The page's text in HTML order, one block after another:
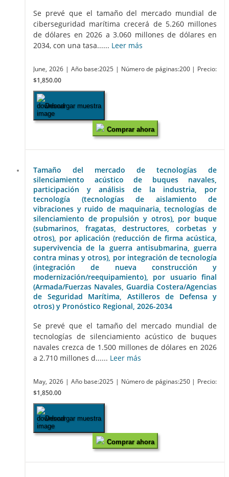
Se prevé que el tamaño del mercado mundial de
ciberseguridad marítima crecerá de 5.260 millones
de dólares en 2026 a 3.060 millones de dólares en
2034, con una tasa...... Leer más
June, 2026 | Año base:2025 | Número de páginas:200 | Precio:
$1,850.00
Descargar muestra
Comprar ahora
Tamaño del mercado de tecnologías de
silenciamiento acústico de buques navales,
participación y análisis de la industria, por
tecnología (tecnologías de aislamiento de
vibraciones y ruido de maquinaria, tecnologías de
silenciamiento de propulsión y otros), por buque
(submarinos, fragatas, destructores, corbetas y
otros), por aplicación (reducción de firma acústica,
supervivencia de la guerra antisubmarina, guerra
contra minas y otros), por integración de tecnología
(integración de nueva construcción y
modernización/reequipamiento), por usuario final
(Armada/Fuerzas Navales, Guardia Costera/Agencias
de Seguridad Marítima, Astilleros de Defensa y
otros) y Pronóstico Regional, 2026-2034
Se prevé que el tamaño del mercado mundial de
tecnologías de silenciamiento acústico de buques
navales crezca de 1.500 millones de dólares en 2026
a 2.710 millones d...... Leer más
May, 2026 | Año base:2025 | Número de páginas:250 | Precio:
$1,850.00
Descargar muestra
Comprar ahora